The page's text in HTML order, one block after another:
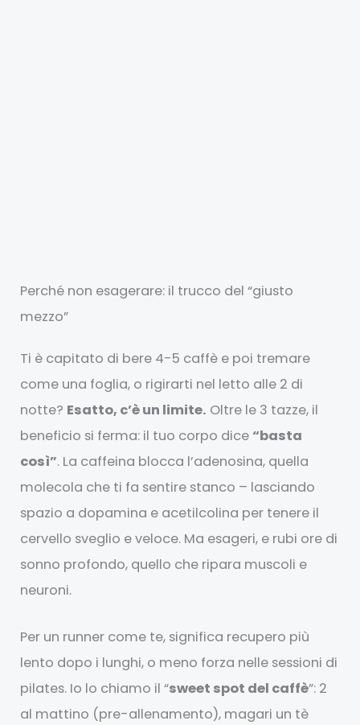
Perché non esagerare: il trucco del “giusto
mezzo”
Ti è capitato di bere 4-5 caffè e poi tremare
come una foglia, o rigirarti nel letto alle 2 di
notte? Esatto, c’è un limite. Oltre le 3 tazze, il
beneficio si ferma: il tuo corpo dice “basta
così”. La caffeina blocca l’adenosina, quella
molecola che ti fa sentire stanco – lasciando
spazio a dopamina e acetilcolina per tenere il
cervello sveglio e veloce. Ma esageri, e rubi ore di
sonno profondo, quello che ripara muscoli e
neuroni.
Per un runner come te, significa recupero più
lento dopo i lunghi, o meno forza nelle sessioni di
pilates. Io lo chiamo il “sweet spot del caffè”: 2
al mattino (pre-allenamento), magari un tè